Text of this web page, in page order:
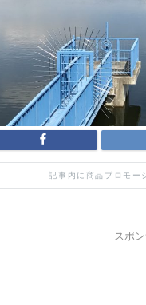
記事内に商品プロモー
スポ